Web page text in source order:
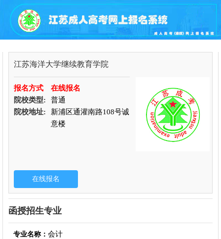
江苏海洋大学继续教育学院
报名方式
在线报名
院校类型:
普通
院校地址:
新浦区通灌南路108号诚
意楼
函授招生专业
专业名称： 会计